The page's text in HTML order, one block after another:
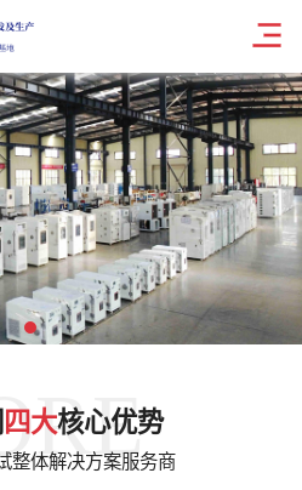
四大核心优势
整体解决方案服务商